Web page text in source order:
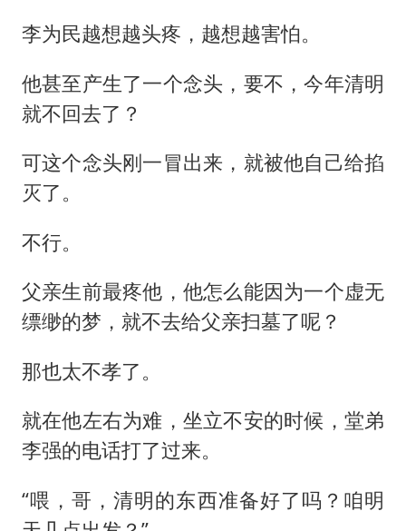
李为民越想越头疼，越想越害怕。
他甚至产生了一个念头，要不，今年清明
就不回去了？
可这个念头刚一冒出来，就被他自己给掐
灭了。
不行。
父亲生前最疼他，他怎么能因为一个虚无
缥缈的梦，就不去给父亲扫墓了呢？
那也太不孝了。
就在他左右为难，坐立不安的时候，堂弟
李强的电话打了过来。
“喂，哥，清明的东西准备好了吗？咱明